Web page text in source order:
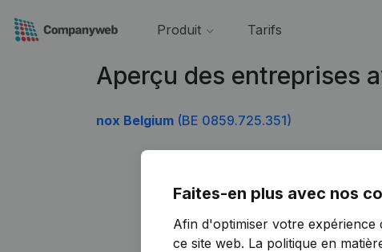
Produit Tarifs
Aperçu des entreprises
nox Belgium (BE 0859.725.351)
Faites-en plus avec nos
Afin d'optimiser votre expérience
ce site web. La politique en